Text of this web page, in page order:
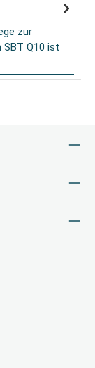
zur
Q10 ist